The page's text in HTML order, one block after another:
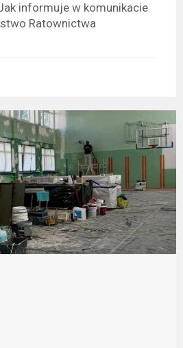
informuje w komunikacie
Ratownictwa